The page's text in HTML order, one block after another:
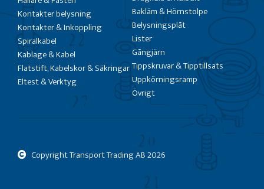
Kontakter belysning
Kontakter & Inkoppling
Spiralkabel
Kablage & Kabel
Flatstift, Kabelskor & Säkringar
Eltest & Verktyg
Bakläm & Hörnstolpe
Belysningsplåt
Lister
Gångjärn
Tippskruvar & Tipptillsats
Uppkörningsramp
Övrigt
Copyright Transport Trading AB2026